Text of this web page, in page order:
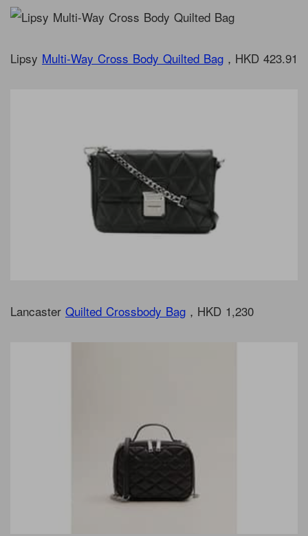
Lipsy Multi-Way Cross Body Quilted Bag ，HKD 423.91
Lancaster Quilted Crossbody Bag ，HKD 1,230